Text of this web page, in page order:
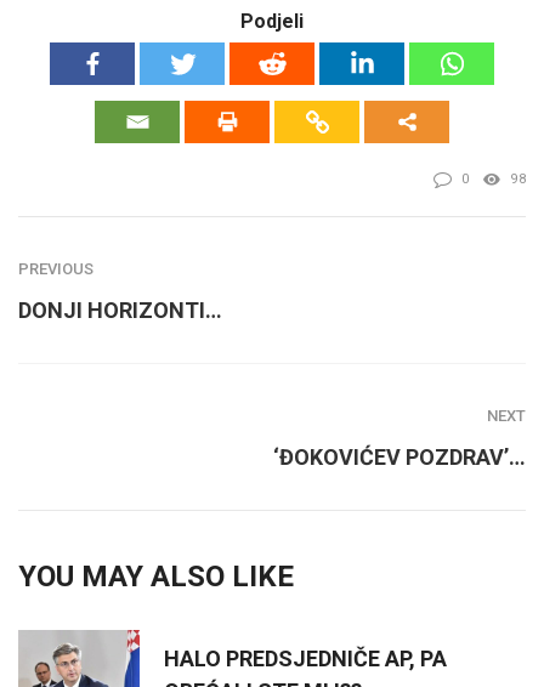
Podjeli
0 98
PREVIOUS
DONJI HORIZONTI…
NEXT
‘ĐOKOVIĆEV POZDRAV’…
YOU MAY ALSO LIKE
HALO PREDSJEDNIČE AP, PA